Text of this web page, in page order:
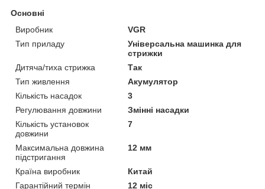
Основні
Виробник
VGR
Тип приладу
Універсальна машинка для
стрижки
Дитяча/тиха стрижка
Так
Тип живлення
Акумулятор
Кількість насадок
3
Регулювання довжини
Змінні насадки
Кількість установок
довжини
7
Максимальна довжина
підстригання
12 мм
Країна виробник
Китай
Гарантійний термін
12 міс